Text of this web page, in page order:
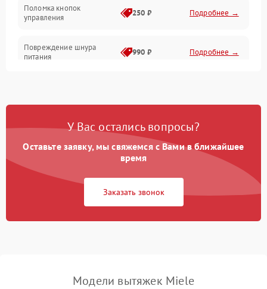
Поломка кнопок
управления
250 ₽ Подробнее →
Повреждение шнура
питания
990 ₽ Подробнее →
Не ключается вытяжка 550 ₽ Подробнее →
конденсатора
1000 ₽ Подробнее →
1000 ₽ Подробнее →
У Вас остались вопросы?
Оставьте заявку, мы свяжемся с Вами в ближайшее
время
Заказать звонок
Модели вытяжек Miele